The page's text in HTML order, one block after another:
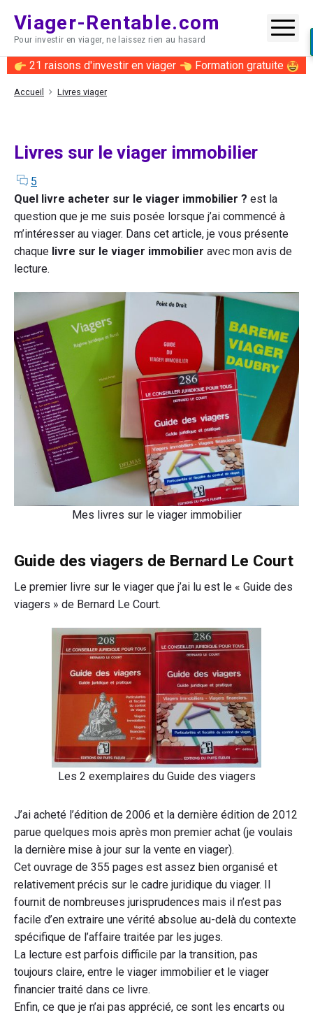
content
Viager-Rentable.com
Pour investir en viager, ne laissez rien au hasard
21 raisons d'investir en viager Formation gratuite
Accueil Livres viager
Livres sur le viager immobilier
5
"Livres
sur
le
viager
immobilier"
Quel livre acheter sur le viager immobilier ? est la
question que je me suis posée lorsque j’ai commencé à
m’intéresser au viager. Dans cet article, je vous présente
chaque livre sur le viager immobilier avec mon avis de
lecture.
Mes livres sur le viager immobilier
Guide des viagers de Bernard Le Court
Le premier livre sur le viager que j’ai lu est le « Guide des
viagers » de Bernard Le Court.
Les 2 exemplaires du Guide des viagers
J’ai acheté l’édition de 2006 et la dernière édition de 2012
parue quelques mois après mon premier achat (je voulais
la dernière mise à jour sur la vente en viager).
Cet ouvrage de 355 pages est assez bien organisé et
relativement précis sur le cadre juridique du viager. Il
fournit de nombreuses jurisprudences mais il n’est pas
facile d’en extraire une vérité absolue au-delà du contexte
spécifique de l’affaire traitée par les juges.
La lecture est parfois difficile par la transition, pas
toujours claire, entre le viager immobilier et le viager
financier traité dans ce livre.
Enfin, ce que je n’ai pas apprécié, ce sont les encarts ou